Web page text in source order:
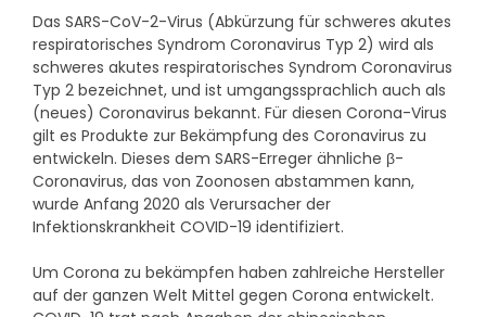
Das SARS-CoV-2-Virus (Abkürzung für schweres akutes
respiratorisches Syndrom Coronavirus Typ 2) wird als
schweres akutes respiratorisches Syndrom Coronavirus
Typ 2 bezeichnet, und ist umgangssprachlich auch als
(neues) Coronavirus bekannt. Für diesen Corona-Virus
gilt es Produkte zur Bekämpfung des Coronavirus zu
entwickeln. Dieses dem SARS-Erreger ähnliche β-
Coronavirus, das von Zoonosen abstammen kann,
wurde Anfang 2020 als Verursacher der
Infektionskrankheit COVID-19 identifiziert.
Um Corona zu bekämpfen haben zahlreiche Hersteller
auf der ganzen Welt Mittel gegen Corona entwickelt.